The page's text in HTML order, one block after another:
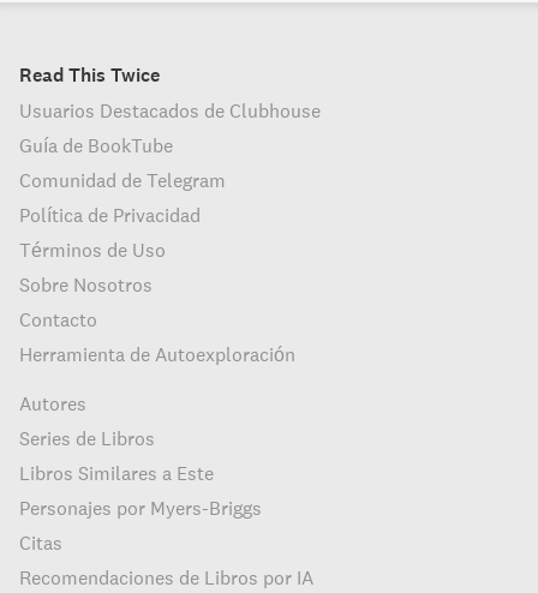
Read This Twice
Usuarios Destacados de Clubhouse
Guía de BookTube
Comunidad de Telegram
Política de Privacidad
Términos de Uso
Sobre Nosotros
Contacto
Herramienta de Autoexploración
Autores
Series de Libros
Libros Similares a Este
Personajes por Myers-Briggs
Citas
Recomendaciones de Libros por IA